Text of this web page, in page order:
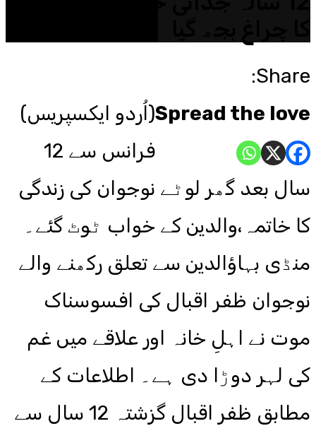
Share:
Spread the love(اُردو ایکسپریس)
فرانس سے 12
سال بعد گھر لوٹے نوجوان کی زندگی
کا خاتمہ،والدین کے خواب ٹوٹ گئے۔
منڈی بہاؤالدین سے تعلق رکھنے والے
نوجوان ظفر اقبال کی افسوسناک
موت نے اہلِ خانہ اور علاقے میں غم
کی لہر دوڑا دی ہے۔ اطلاعات کے
مطابق ظفر اقبال گزشتہ 12 سال سے